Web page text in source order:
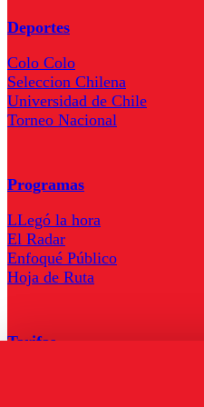
Deportes
Colo Colo
Seleccion Chilena
Universidad de Chile
Torneo Nacional
Programas
LLegó la hora
El Radar
Enfoqué Público
Hoja de Ruta
Tarifas